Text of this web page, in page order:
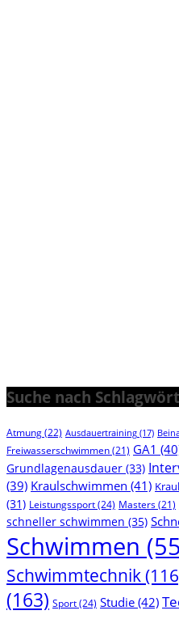
Suche nach
Atmung(22) Ausdauertraining (17)
Freiwasserschwimmen (21) GA1
Grundlagenausdauer (33)
(39) Kraulschwimmen (41)
(31) Leistungssport(24) Masters (21)
schneller schwimmen (35)
Schwimmen
Schwimmtechnik
(163) Sport(24) Studie (42)